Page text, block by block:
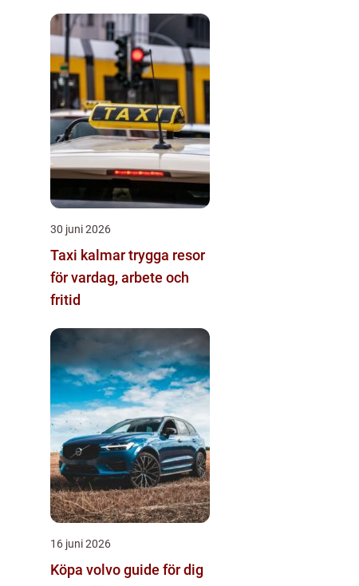
30 juni 2026
Taxi kalmar trygga resor
för vardag, arbete och
fritid
16 juni 2026
Köpa volvo guide för dig